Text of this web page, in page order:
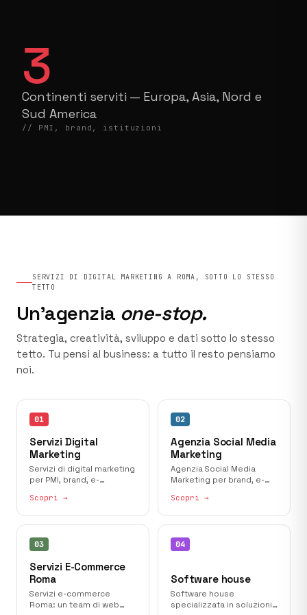
3
Continenti serviti — Europa, Asia, Nord e
Sud America
// PMI, brand, istituzioni
SERVIZI DI DIGITAL MARKETING A ROMA, SOTTO LO STESSO
TETTO
Un’agenzia one-stop.
Strategia, creatività, sviluppo e dati sotto lo stesso
tetto. Tu pensi al business: a tutto il resto pensiamo
noi.
01
Servizi Digital
Marketing
Servizi di digital marketing
per PMI, brand, e-
Scopri →
02
Agenzia Social Media
Marketing
Agenzia Social Media
Marketing per brand, e-
piccole e medie imprese.
Scopri →
03
Servizi E-Commerce
Roma
Servizi e-commerce
Roma: un team di web
04
Software house
Software house
specializzata in soluzioni